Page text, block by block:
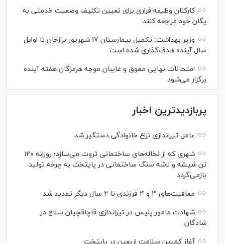
کارکنان وظیفه فراری برای تعیین تکلیف وضعیت خدمتی به
یگان خود مراجعه کنند
وزیر بهداشت: تکمیل بیمارستان ۱۷ شهریور برازجان تا اوایل
سال آینده هدف‌گذاری شده است
امتحانات نهایی معوق و غایبان موجه هرمزگان هفته آینده
برگزار می‌شود
پربازدیدترین اخبار
عامل تیراندازی نزاع خانوادگی دستگیر شد
شهری که از نخاله‌های ساختمانی ثروت می‌سازد؛ روزانه ۱۲۰
تن شیشه و لاشه سنگ ساختمانی در پایتخت به چرخه تولید
بازمی‌گردد
معافیت‌های ۳ و ۴ فرزندی تا ۲ سال دیگر تمدید شد
شهادت مامور پلیس در تیراندازی قاچاقچیان سلاح در
شادگان
آغاز کمپین سلامت اربعین در پایتخت